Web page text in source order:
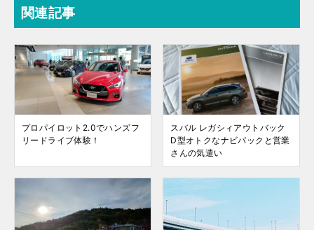
関連記事
プロパイロット2.0でハンズフ
リードライブ体験！
スバル レガシィアウトバック
D型オトクなナビパックと営業
さんの気遣い